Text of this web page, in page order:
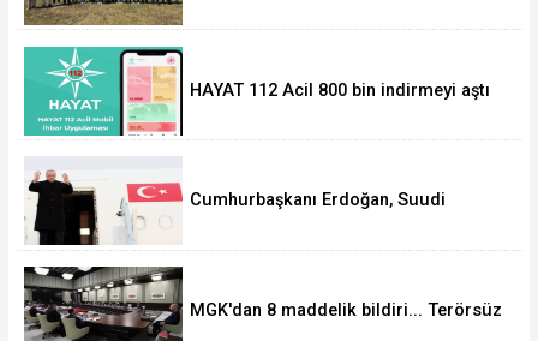
HAYAT 112 Acil 800 bin indirmeyi aştı
Cumhurbaşkanı Erdoğan, Suudi
MGK'dan 8 maddelik bildiri... Terörsüz